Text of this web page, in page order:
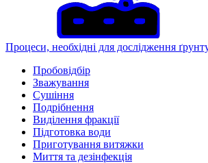
Процеси, необхідні для дослідження
Пробовідбір
Зважування
Сушіння
Подрібнення
Виділення фракції
Підготовка води
Приготування витяжки
Миття та дезінфекція